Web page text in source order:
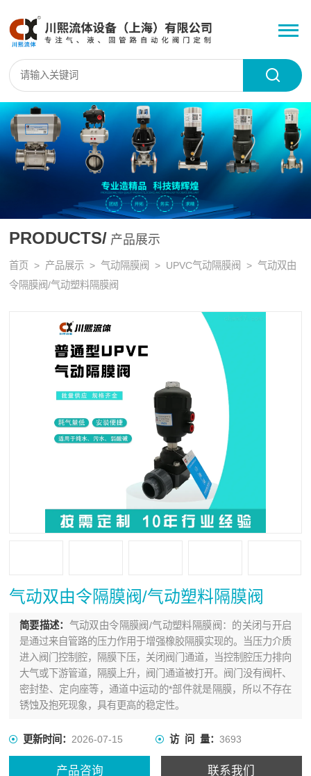
PRODUCTS/ 产品展示
首页 > 产品展示 >气动隔膜阀 > UPVC气动隔膜阀
> 气动双由
令隔膜阀/气动塑料隔膜阀
气动双由令隔膜阀/气动塑料隔膜阀
简要描述： 气动双由令隔膜阀/气动塑料隔膜阀：的关闭与开启
是通过来自管路的压力作用于增强橡胶隔膜实现的。当压力介质
进入阀门控制腔，隔膜下压，关闭阀门通道，当控制腔压力排向
大气或下游管道，隔膜上升，阀门通道被打开。阀门没有阀杆、
密封垫、定向座等，通道中运动的*部件就是隔膜，所以不存在
锈蚀及抱死现象，具有更高的稳定性。
更新时间： 2026-07-15 访 问 量： 3693
产品咨询 联系我们